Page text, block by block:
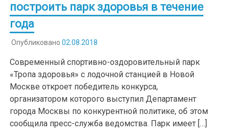
построить парк здоровья в течение
года
Опубликовано 02.08.2018
Современный спортивно-оздоровительный парк
«Тропа здоровья» с лодочной станцией в Новой
Москве откроет победитель конкурса,
организатором которого выступил Департамент
города Москвы по конкурентной политике, об этом
сообщила пресс-служба ведомства. Парк имеет […]